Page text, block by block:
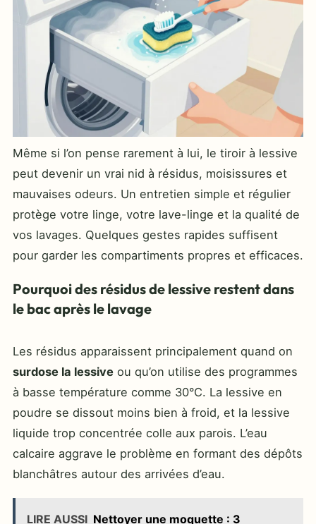
Même si l’on pense rarement à lui, le tiroir à lessive
peut devenir un vrai nid à résidus, moisissures et
mauvaises odeurs. Un entretien simple et régulier
protège votre linge, votre lave-linge et la qualité de
vos lavages. Quelques gestes rapides suffisent
pour garder les compartiments propres et efficaces.
Pourquoi des résidus de lessive restent dans
le bac après le lavage
Les résidus apparaissent principalement quand on
surdose la lessive ou qu’on utilise des programmes
à basse température comme 30°C. La lessive en
poudre se dissout moins bien à froid, et la lessive
liquide trop concentrée colle aux parois. L’eau
calcaire aggrave le problème en formant des dépôts
blanchâtres autour des arrivées d’eau.
LIRE AUSSI Nettoyer une moquette : 3